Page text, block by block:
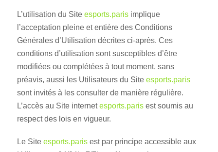
L’utilisation du Site esports.paris implique
l’acceptation pleine et entière des Conditions
Générales d’Utilisation décrites ci-après. Ces
conditions d’utilisation sont susceptibles d’être
modifiées ou complétées à tout moment, sans
préavis, aussi les Utilisateurs du Site esports.paris
sont invités à les consulter de manière régulière.
L’accès au Site internetesports.paris est soumis au
respect des lois en vigueur.
Le Site esports.paris est par principe accessible aux